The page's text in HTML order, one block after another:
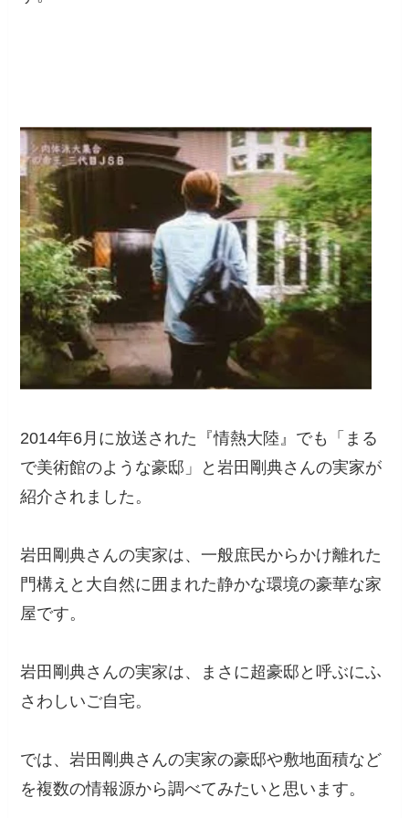
2014年6月に放送された『情熱大陸』でも「まる
で美術館のような豪邸」と岩田剛典さんの実家が
紹介されました。
岩田剛典さんの実家は、一般庶民からかけ離れた
門構えと大自然に囲まれた静かな環境の豪華な家
屋です。
岩田剛典さんの実家は、まさに超豪邸と呼ぶにふ
さわしいご自宅。
では、岩田剛典さんの実家の豪邸や敷地面積など
を複数の情報源から調べてみたいと思います。